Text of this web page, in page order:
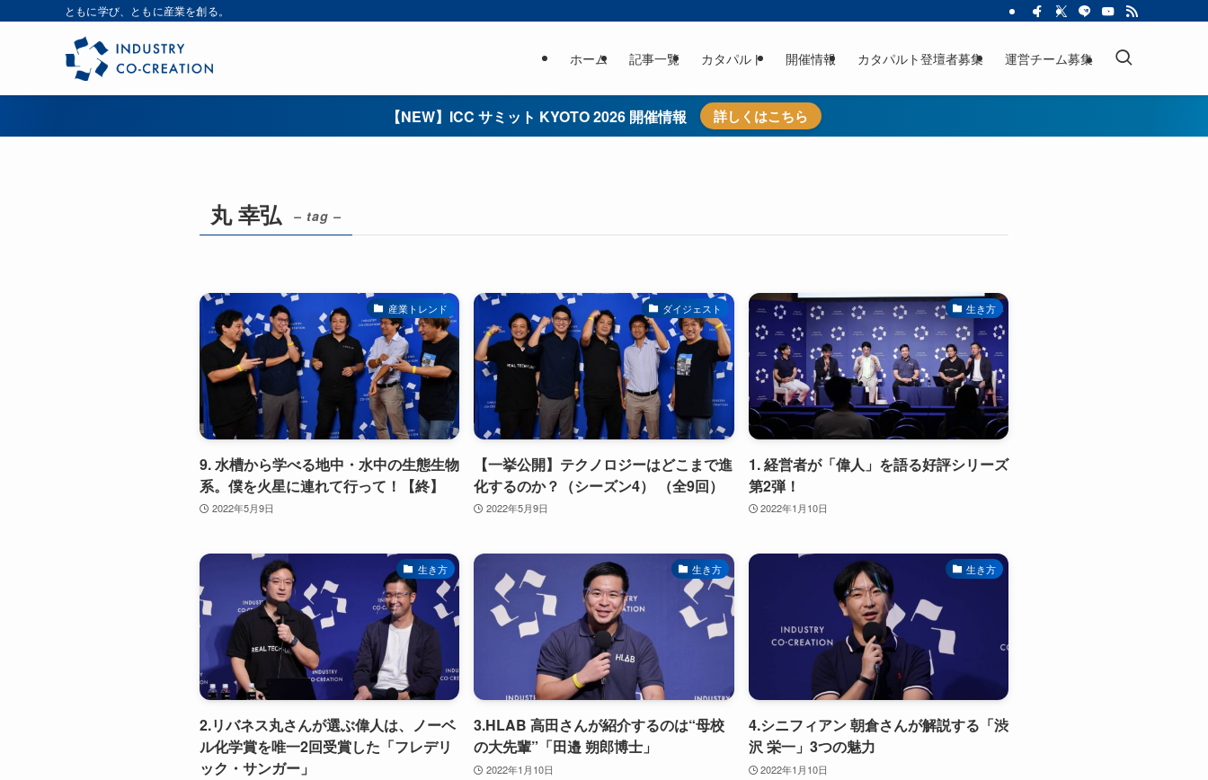
ともに学び、ともに産業を創る。
ホーム 記事一覧 カタパルト 開催情報 カタパルト登壇者募集 運営チーム募集
【NEW】ICC サミット KYOTO 2026 開催情報 詳しくはこちら
丸 幸弘 – tag –
産業トレンド
9. 水槽から学べる地中・水中の生態生物
系。僕を火星に連れて行って！【終】
2022年5月9日
ダイジェスト
【一挙公開】テクノロジーはどこまで進
化するのか？（シーズン4） （全9回）
2022年5月9日
生き方
1. 経営者が「偉人」を語る好評シリーズ
第2弾！
2022年1月10日
生き方
2.リバネス丸さんが選ぶ偉人は、ノーベ
ル化学賞を唯一2回受賞した「フレデリ
ック・サンガー」
生き方
3.HLAB 高田さんが紹介するのは“母校
の大先輩”「田邉 朔郎博士」
2022年1月10日
生き方
4.シニフィアン 朝倉さんが解説する「渋
沢 栄一」3つの魅力
2022年1月10日